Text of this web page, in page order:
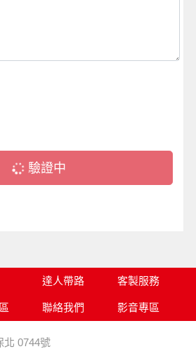
驗證中
達人帶路 客製服務
聯絡我們 影音專區
0744號